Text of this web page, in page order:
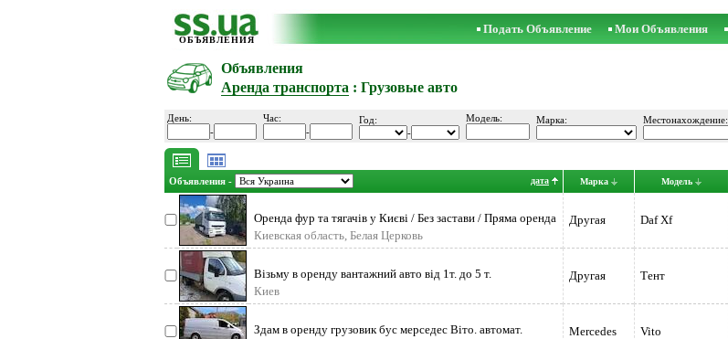
ОБЪЯВЛЕНИЯ
Подать Объявление Мои Объявления
Объявления
Аренда транспорта : Грузовые авто
День:
-
Час:
-
Год:
-
Модель: Марка: Местонахождение:
Объявления - дата Марка Модель
Оренда фур та тягачів у Києві / Без застави / Пряма оренда
Шукаєте надійну
Киевская область, Белая Церковь
Другая Daf Xf
Візьму в оренду вантажний авто від 1т. до 5 т.
Киев
Другая Тент
Здам в оренду грузовик бус мерседес Віто. автомат.
Mercedes Vito